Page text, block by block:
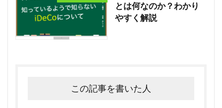
とは何なのか？わかり
やすく解説
この記事を書いた人